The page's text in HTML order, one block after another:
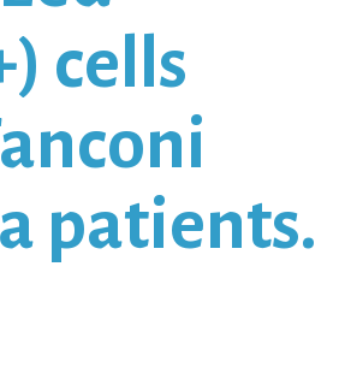
cells
patients.